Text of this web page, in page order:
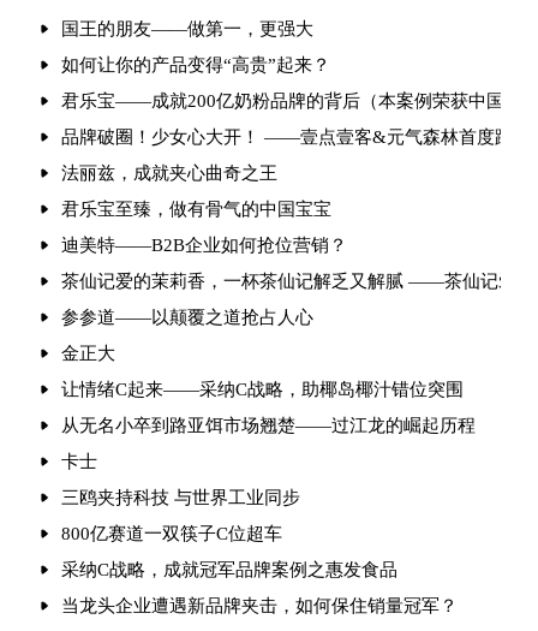
国王的朋友——做第一，更强大
如何让你的产品变得“高贵”起来？
君乐宝——成就200亿奶粉品牌的背后（本案例荣获中国杰
品牌破圈！少女心大开！ ——壹点壹客&元气森林首度跨界
法丽兹，成就夹心曲奇之王
君乐宝至臻，做有骨气的中国宝宝
迪美特——B2B企业如何抢位营销？
茶仙记爱的茉莉香，一杯茶仙记
参参道——以颠覆之道抢占人心
金正大
让情绪C起来——采纳C战略，助椰岛椰汁错位突围
从无名小卒到路亚饵市场翘楚——过江龙的崛起历程
卡士
三鸥夹持科技 与世界工业同步
800亿赛道一双筷子C位超车
采纳C战略，成就冠军品牌案例之惠发食品
当龙头企业遭遇新品牌夹击，如何保住销量冠军？